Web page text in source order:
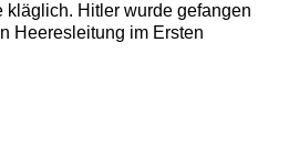
kläglich. Hitler wurde gefangen
Heeresleitung im Ersten